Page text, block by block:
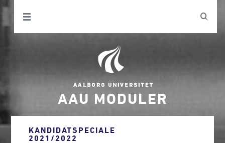
AAU MODULER
KANDIDATSPECIALE
2021/2022